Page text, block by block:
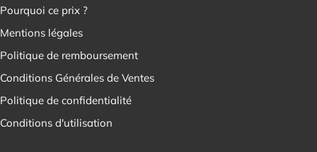
Pourquoi ce prix ?
Mentions légales
Politique de remboursement
Conditions Générales de Ventes
Politique de confidentialité
Conditions d'utilisation